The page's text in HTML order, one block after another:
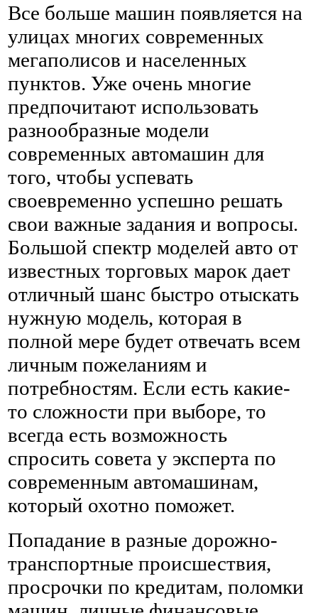
Все больше машин появляется на
улицах многих современных
мегаполисов и населенных
пунктов. Уже очень многие
предпочитают использовать
разнообразные модели
современных автомашин для
того, чтобы успевать
своевременно успешно решать
свои важные задания и вопросы.
Большой спектр моделей авто от
известных торговых марок дает
отличный шанс быстро отыскать
нужную модель, которая в
полной мере будет отвечать всем
личным пожеланиям и
потребностям. Если есть какие-
то сложности при выборе, то
всегда есть возможность
спросить совета у эксперта по
современным автомашинам,
который охотно поможет.
Попадание в разные дорожно-
транспортные происшествия,
просрочки по кредитам, поломки